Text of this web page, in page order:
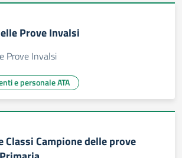
Prove Invalsi
Prove Invalsi
e personale ATA
Classi Campione delle prove